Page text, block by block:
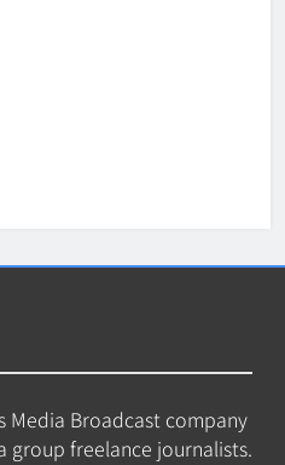
Media Broadcast company
group freelance journalists.